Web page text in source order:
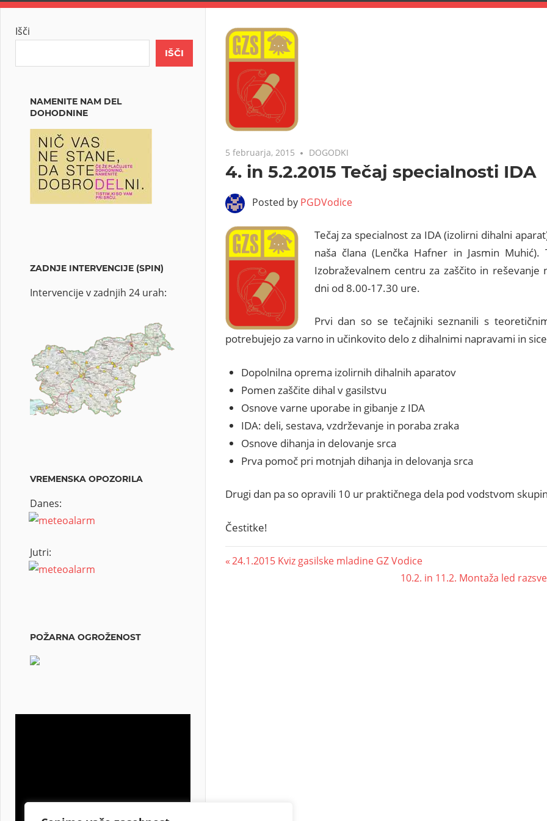
5 februarja, 2015 DOGODKI
4. in 5.2.2015 Tečaj specialnosti IDA
Posted by PGDVodice
Tečaj za specialnost za IDA (izolirni dihalni
naša člana (Lenčka Hafner in Jasmin Muhić).
Izobraževalnem centru za zaščito in reševanje
dni od 8.00-17.30 ure.
Prvi dan so se tečajniki seznanili s
potrebujejo za varno in učinkovito delo z dihalnimi napravami in
Dopolnilna oprema izolirnih dihalnih aparatov
Pomen zaščite dihal v gasilstvu
Osnove varne uporabe in gibanje z IDA
IDA: deli, sestava, vzdrževanje in poraba zraka
Osnove dihanja in delovanje srca
Prva pomoč pri motnjah dihanja in delovanja srca
Drugi dan pa so opravili 10 ur praktičnega dela pod vodstvom
Čestitke!
24.1.2015 Kviz gasilske mladine GZ Vodice
10.2. in 11.2. Montaža led
Išči
IŠČI
NAMENITE NAM DEL
DOHODNINE
ZADNJE INTERVENCIJE (SPIN)
Intervencije v zadnjih 24 urah:
VREMENSKA OPOZORILA
Danes:
Jutri:
POŽARNA OGROŽENOST